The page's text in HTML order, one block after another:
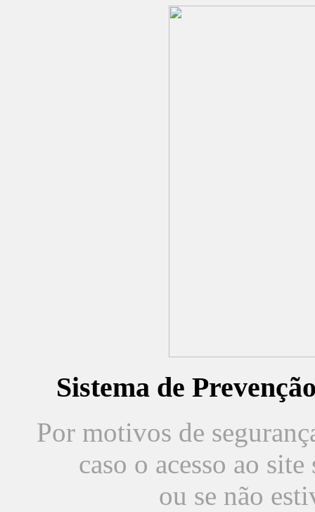
Sistema de
Por motivos de
caso o acesso ao
ou se não